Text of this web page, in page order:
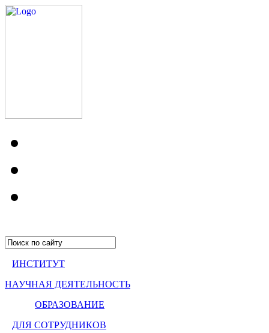
ИНСТИТУТ
НАУЧНАЯ ДЕЯТЕЛЬНОСТЬ
ОБРАЗОВАНИЕ
ДЛЯ СОТРУДНИКОВ